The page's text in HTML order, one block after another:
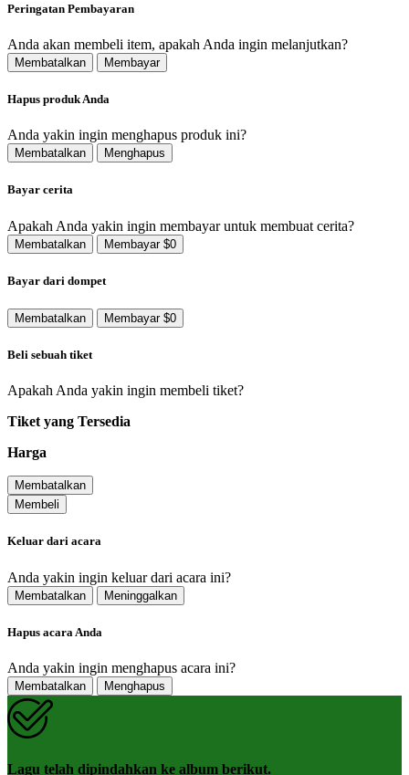
Peringatan Pembayaran
Anda akan membeli item, apakah Anda ingin melanjutkan?
Membatalkan Membayar
Hapus produk Anda
Anda yakin ingin menghapus produk ini?
Membatalkan Menghapus
Bayar cerita
Apakah Anda yakin ingin membayar untuk membuat cerita?
Membatalkan Membayar $0
Bayar dari dompet
Membatalkan Membayar $0
Beli sebuah tiket
Apakah Anda yakin ingin membeli tiket?
Tiket yang Tersedia
Harga
Membatalkan
Membeli
Keluar dari acara
Anda yakin ingin keluar dari acara ini?
Membatalkan Meninggalkan
Hapus acara Anda
Anda yakin ingin menghapus acara ini?
Membatalkan Menghapus
Lagu telah dipindahkan ke album berikut.